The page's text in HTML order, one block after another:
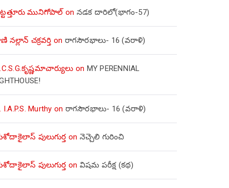
మునిగోపాల్on నడక దారిలో(భాగం-57)
నల్లాన్ చక్రవర్తి on రాగసౌరభాలు- 16 (వరాళి)
on MY PERENNIAL
I.A.P.S. Murthy on రాగసౌరభాలు- 16 (వరాళి)
పులుగుర్త on నెచ్చెలి గురించి
పులుగుర్త on విషమ పరీక్ష (క‌థ‌)